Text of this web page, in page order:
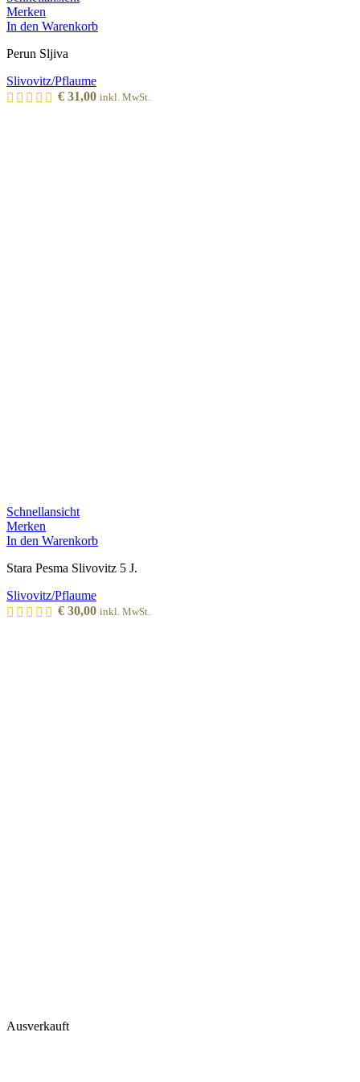
Merken
In den Warenkorb
Perun Sljiva
Slivovitz/Pflaume
€ 31,00 inkl. MwSt.
Schnellansicht
Merken
In den Warenkorb
Stara Pesma Slivovitz 5 J.
Slivovitz/Pflaume
€ 30,00 inkl. MwSt.
Ausverkauft